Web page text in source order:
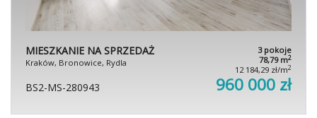
MIESZKANIE NA SPRZEDAŻ
Kraków, Bronowice, Rydla
3 pokoje
78,79 m2
12 184,29 zł/m2
BS2-MS-280943 960 000 zł